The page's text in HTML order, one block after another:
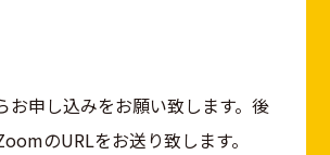
お申し込みをお願い致します。後
のURLをお送り致します。